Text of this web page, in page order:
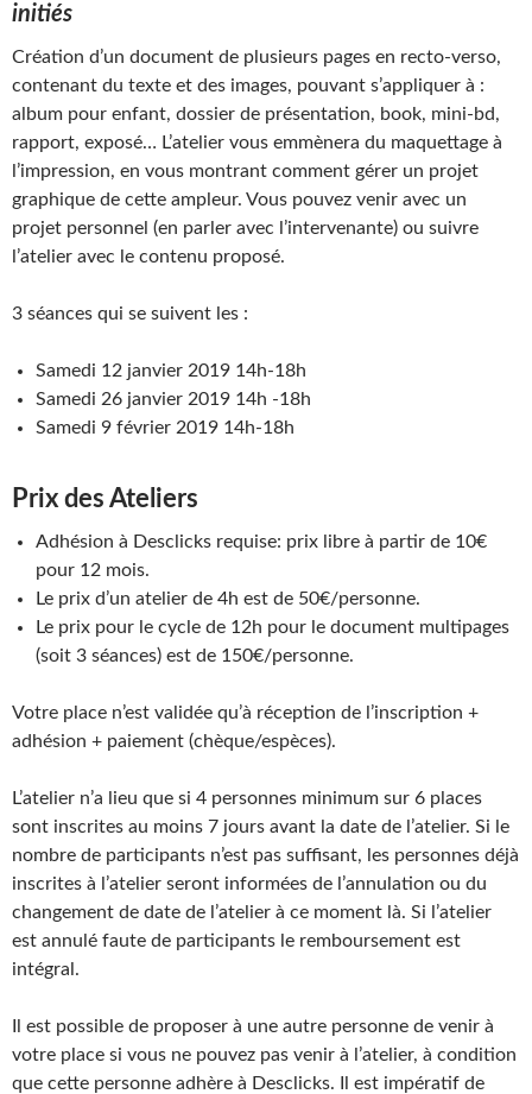
initiés
Création d’un document de plusieurs pages en recto-verso,
contenant du texte et des images, pouvant s’appliquer à :
album pour enfant, dossier de présentation, book, mini-bd,
rapport, exposé… L’atelier vous emmènera du maquettage à
l’impression, en vous montrant comment gérer un projet
graphique de cette ampleur. Vous pouvez venir avec un
projet personnel (en parler avec l’intervenante) ou suivre
l’atelier avec le contenu proposé.
3 séances qui se suivent les :
Samedi 12 janvier 2019 14h-18h
Samedi 26 janvier 2019 14h -18h
Samedi 9 février 2019 14h-18h
Prix des Ateliers
Adhésion à Desclicks requise: prix libre à partir de 10€
pour 12 mois.
Le prix d’un atelier de 4h est de 50€/personne.
Le prix pour le cycle de 12h pour le document multipages
(soit 3 séances) est de 150€/personne.
Votre place n’est validée qu’à réception de l’inscription +
adhésion + paiement (chèque/espèces).
L’atelier n’a lieu que si 4 personnes minimum sur 6 places
sont inscrites au moins 7 jours avant la date de l’atelier. Si le
nombre de participants n’est pas suffisant, les personnes déjà
inscrites à l’atelier seront informées de l’annulation ou du
changement de date de l’atelier à ce moment là. Si l’atelier
est annulé faute de participants le remboursement est
intégral.
Il est possible de proposer à une autre personne de venir à
votre place si vous ne pouvez pas venir à l’atelier, à condition
que cette personne adhère à Desclicks. Il est impératif de